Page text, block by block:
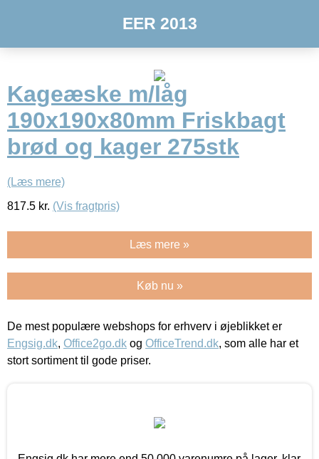
EER 2013
Kageæske m/låg
190x190x80mm Friskbagt
brød og kager 275stk
(Læs mere)
817.5 kr. (Vis fragtpris)
Læs mere »
Køb nu »
De mest populære webshops for erhverv i øjeblikket er
Engsig.dk, Office2go.dk og OfficeTrend.dk, som alle har et
stort sortiment til gode priser.